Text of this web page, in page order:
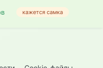
хвост к верху
кажется самка